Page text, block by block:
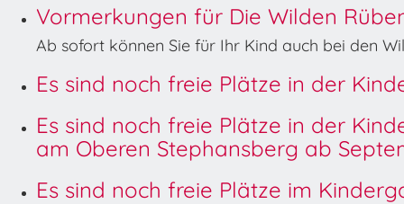
Vormerkungen für Die Wilden
Ab sofort können Sie für Ihr Kind auch bei den
Es sind noch freie Plätze in der
Es sind noch freie Plätze in der
am Oberen Stephansberg ab
Es sind noch freie Plätze im